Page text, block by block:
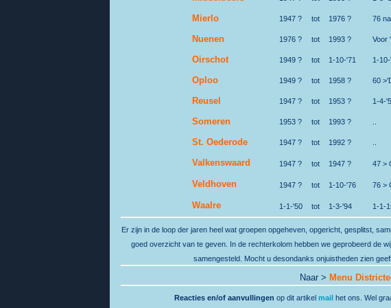
Mierlo 1947 ? tot 1976 ? 76
Nuenen 1976 ? tot 1993 ? Voor
Oirschot 1949 ? tot 1-10-'71 1-
Oploo 1949 ? tot 1958 ? 60
Reusel 1947 ? tot 1953 ? 1-4-
Someren 1953 ? tot 1993 ?
St. Oederode 1947 ? tot 1992 ?
Valkenswaard 1947 ? tot 1947 ? 47 >
Veldhoven 1947 ? tot 1-10-'76 76 >
Waalre 1-1-'50 tot 1-3-'94 1-1-
Er zijn in de loop der jaren heel wat groepen opgeheven, opgericht, gesplitst,
goed overzicht van te geven. In de rechterkolom hebben we geprobeerd de
samengesteld. Mocht u desondanks onjuistheden zien
Naar > Menu
Reacties en/of aanvullingen op dit artikel mail het ons. Wel